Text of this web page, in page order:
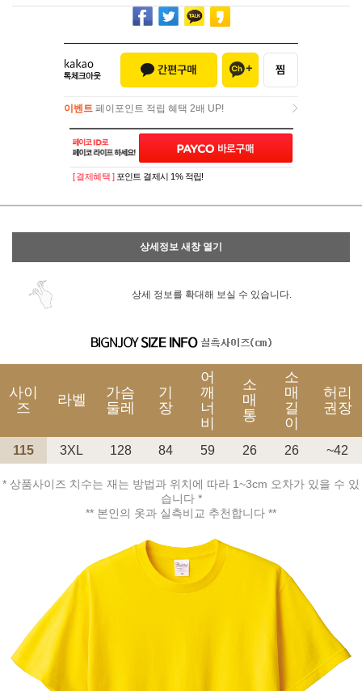
이벤트 페이포인트 적립 혜택 2배 UP!
이벤트페이포인트 적립 혜택 2배 UP!
PAYCO 바로구매
[ 결제혜택 ] 포인트 결제시 1% 적립!
상세정보 새창 열기
상세 정보를 확대해 보실 수 있습니다.
사이
즈
라벨
가슴
둘레
기
장
어
깨
너
비
소
매
통
소
매
길
이
허리
권장
115 3XL 128 84 59 26 26 ~42
* 상품사이즈 치수는 재는 방법과 위치에 따라 1~3cm 오차가 있을 수 있
습니다 *
** 본인의 옷과 실측비교 추천합니다 **